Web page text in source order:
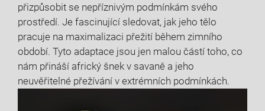
přizpůsobit se nepříznivým podmínkám svého
prostředí. Je fascinující sledovat, jak jeho tělo
pracuje na maximalizaci přežití během zimního
období. Tyto adaptace jsou jen malou částí toho, co
nám přináší africký šnek v savaně a jeho
neuvěřitelné přežívání v extrémních podmínkách.